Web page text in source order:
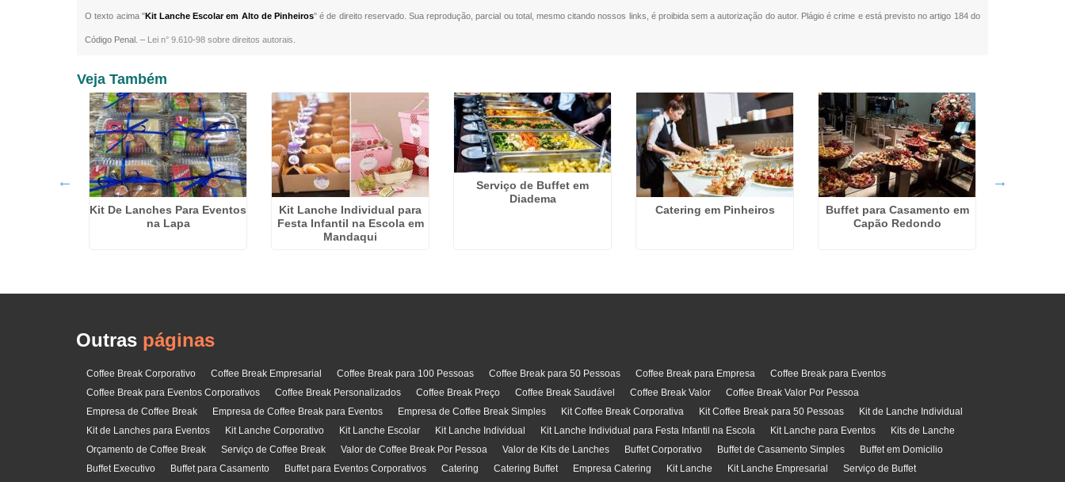
O texto acima "Kit Lanche Escolar em Alto de Pinheiros" é de direito reservado. Sua reprodução, parcial ou total, mesmo citando nossos links, é proibida sem a autorização do autor. Plágio é crime e está previsto no artigo 184 do
Código Penal. – Lei n° 9.610-98 sobre direitos autorais
Veja Também
Kit De Lanches Para Eventos
na Lapa
Kit Lanche Individual para
Festa Infantil na Escola em
Mandaqui
Serviço de Buffet em
Diadema
Catering em Pinheiros
Buffet para Casamento em
Capão Redondo
Outras páginas
Coffee Break Corporativo Coffee Break Empresarial Coffee Break para 100 Pessoas Coffee Break para 50 Pessoas Coffee Break para Empresa
Coffee Break para Eventos
Coffee Break para Eventos Corporativos
Coffee Break Personalizados Coffee Break Preço Coffee Break Saudável Coffee Break Valor
Coffee Break Valor Por Pessoa
Empresa de Coffee Break
Empresa de Coffee Break para Eventos Empresa de Coffee Break Simples Kit Coffee Break Corporativa Kit Coffee Break para 50 Pessoas
Kit de Lanche Individual
Kit de Lanches para Eventos
Kit Lanche Corporativo Kit Lanche Escolar Kit Lanche Individual Kit Lanche Individual para Festa Infantil na Escola Kit Lanche para Eventos
Kits de Lanche
Orçamento de Coffee Break
Serviço de Coffee Break Valor de Coffee Break Por Pessoa Valor de Kits de Lanches Buffet Corporativo Buffet de Casamento Simples
Buffet em Domicilio
Buffet Executivo
Buffet para Casamento Buffet para Eventos Corporativos Catering Catering Buffet Empresa Catering Kit Lanche Kit Lanche Empresarial Serviço de Buffet